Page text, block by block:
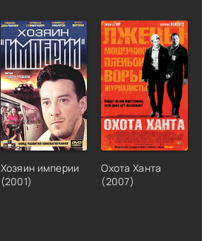
Хозяин империи
(2001)
Охота Ханта
(2007)